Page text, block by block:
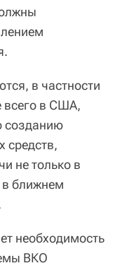
в частности
всего в США,
созданию
средств,
не только в
в ближнем
необходимость
ВКО